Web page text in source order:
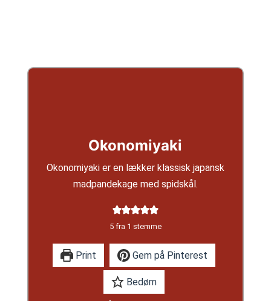
Okonomiyaki
Okonomiyaki er en lækker klassisk japansk
madpandekage med spidskål.
5fra 1 stemme
Print Gem på Pinterest
Bedøm